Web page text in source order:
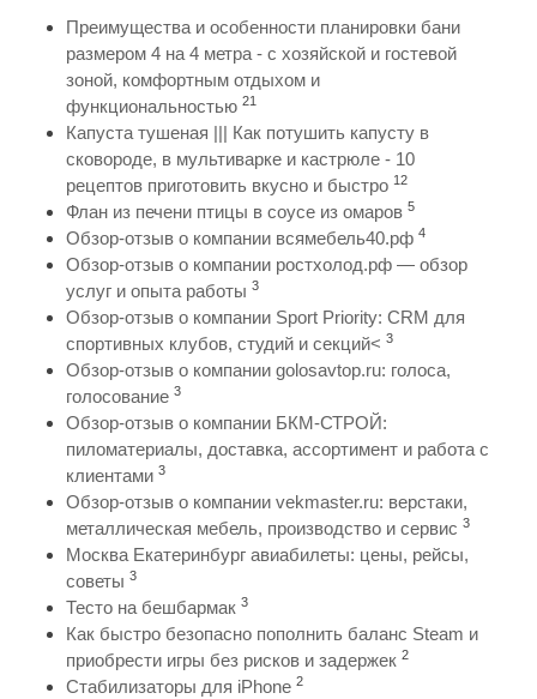
Преимущества и особенности планировки бани
размером 4 на 4 метра - с хозяйской и гостевой
зоной, комфортным отдыхом и
функциональностью 21
Капуста тушеная ||| Как потушить капусту в
сковороде, в мультиварке и кастрюле - 10
рецептов приготовить вкусно и быстро 12
Флан из печени птицы в соусе из омаров 5
Обзор-отзыв о компании всямебель40.рф 4
Обзор-отзыв о компании ростхолод.рф — обзор
услуг и опыта работы 3
Обзор-отзыв о компании Sport Priority: CRM для
спортивных клубов, студий и секций< 3
Обзор-отзыв о компании golosavtop.ru: голоса,
голосование 3
Обзор-отзыв о компании БКМ-СТРОЙ:
пиломатериалы, доставка, ассортимент и работа с
клиентами 3
Обзор-отзыв о компании vekmaster.ru: верстаки,
металлическая мебель, производство и сервис 3
Москва Екатеринбург авиабилеты: цены, рейсы,
советы 3
Тесто на бешбармак 3
Как быстро безопасно пополнить баланс Steam и
приобрести игры без рисков и задержек 2
Стабилизаторы для iPhone 2